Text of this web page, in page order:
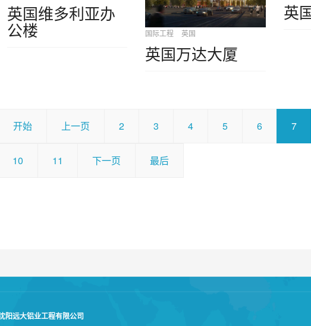
英国维多利亚办
公楼 国际工程 英国
英国万达大厦
英
开始 上一页 2 3 4 5 6 7
10 11 下一页 最后
阳远大铝业工程有限公司